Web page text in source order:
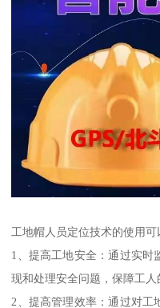
工地帽人员定位技术的使用可
1、提高工地安全：通过实时
现和处理安全问题，保障工人
2、提高管理效率：通过对工